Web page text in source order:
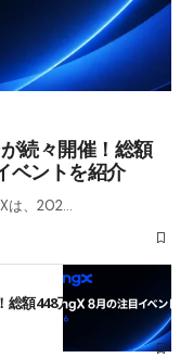
続々開催！総額
ベントを紹介
は、202…
総額448万USDT超のAIバ